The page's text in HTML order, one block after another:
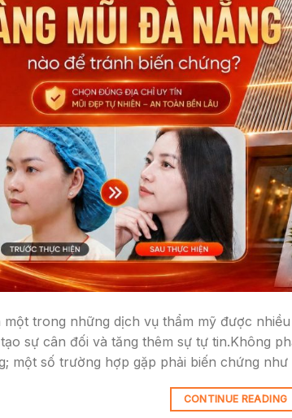
một trong những dịch vụ thẩm mỹ được
sự cân đối và tăng thêm sự tự tin.Không
một số trường hợp gặp phải biến chứng
CONTINUE READING